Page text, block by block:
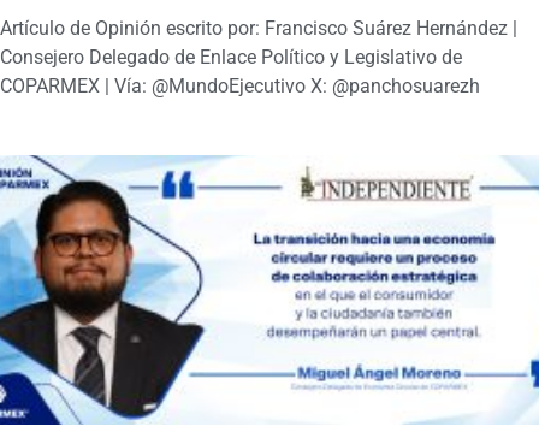
Artículo de Opinión escrito por: Francisco Suárez Hernández |
Consejero Delegado de Enlace Político y Legislativo de
COPARMEX | Vía: @MundoEjecutivo X: @panchosuarezh